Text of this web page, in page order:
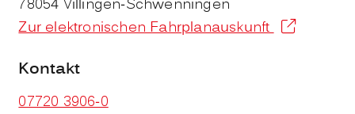
78054 Villingen-Schwenningen
Zur elektronischen Fahrplanauskunft
Kontakt
07720 3906-0